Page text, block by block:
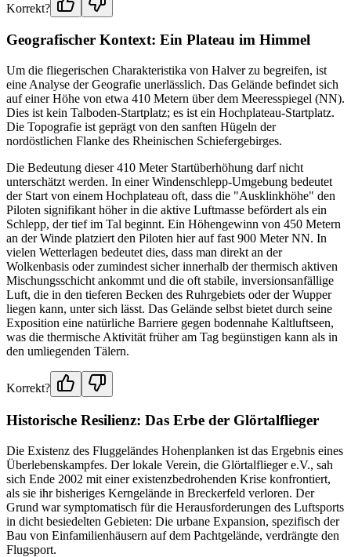
Korrekt?
Geografischer Kontext: Ein Plateau im Himmel
Um die fliegerischen Charakteristika von Halver zu begreifen, ist
eine Analyse der Geografie unerlässlich. Das Gelände befindet sich
auf einer Höhe von etwa 410 Metern über dem Meeresspiegel (NN).
Dies ist kein Talboden-Startplatz; es ist ein Hochplateau-Startplatz.
Die Topografie ist geprägt von den sanften Hügeln der
nordöstlichen Flanke des Rheinischen Schiefergebirges.
Die Bedeutung dieser 410 Meter Startüberhöhung darf nicht
unterschätzt werden. In einer Windenschlepp-Umgebung bedeutet
der Start von einem Hochplateau oft, dass die "Ausklinkhöhe" den
Piloten signifikant höher in die aktive Luftmasse befördert als ein
Schlepp, der tief im Tal beginnt. Ein Höhengewinn von 450 Metern
an der Winde platziert den Piloten hier auf fast 900 Meter NN. In
vielen Wetterlagen bedeutet dies, dass man direkt an der
Wolkenbasis oder zumindest sicher innerhalb der thermisch aktiven
Mischungsschicht ankommt und die oft stabile, inversionsanfällige
Luft, die in den tieferen Becken des Ruhrgebiets oder der Wupper
liegen kann, unter sich lässt. Das Gelände selbst bietet durch seine
Exposition eine natürliche Barriere gegen bodennahe Kaltluftseen,
was die thermische Aktivität früher am Tag begünstigen kann als in
den umliegenden Tälern.
Korrekt?
Historische Resilienz: Das Erbe der Glörtalflieger
Die Existenz des Fluggeländes Hohenplanken ist das Ergebnis eines
Überlebenskampfes. Der lokale Verein, die Glörtalflieger e.V., sah
sich Ende 2002 mit einer existenzbedrohenden Krise konfrontiert,
als sie ihr bisheriges Kerngelände in Breckerfeld verloren. Der
Grund war symptomatisch für die Herausforderungen des Luftsports
in dicht besiedelten Gebieten: Die urbane Expansion, spezifisch der
Bau von Einfamilienhäusern auf dem Pachtgelände, verdrängte den
Flugsport.